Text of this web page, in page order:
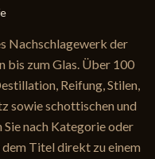
Nachschlagewerk der
zum Glas. Über 100
Reifung, Stilen,
sowie schottischen und
nach Kategorie oder
Titel direkt zu einem